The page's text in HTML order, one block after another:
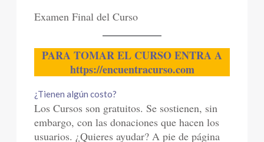
Examen Final del Curso
PARA TOMAR EL CURSOENTRA A
https://encuentracurso.com
¿Tienen algún costo?
Los Cursos son gratuitos. Se sostienen, sin
embargo, con las donaciones que hacen los
usuarios. ¿Quieres ayudar? A pie de página